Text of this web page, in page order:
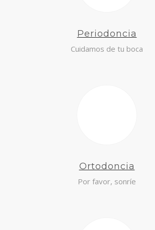
Periodoncia
Cuidamos de tu boca
Ortodoncia
Por favor, sonríe